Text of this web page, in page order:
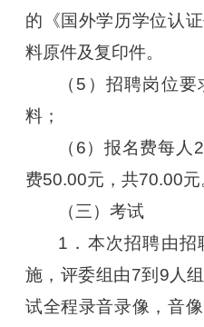
的《国外学历学位认
料原件及复印件。
（5）招聘岗位
料；
（6）报名费每
费50.00元，共70.00元
（三）考试
1．本次招聘由招
施，评委组由7到9人
试全程录音录像，音